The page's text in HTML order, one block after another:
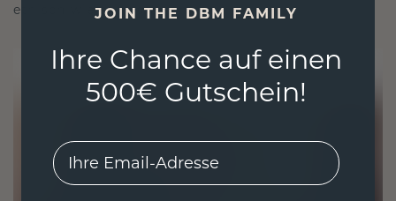
ethisch wie exquisit ist.JOIN THE DBM FAMILY
Ihre Chance auf einen
500€ Gutschein!
EMail